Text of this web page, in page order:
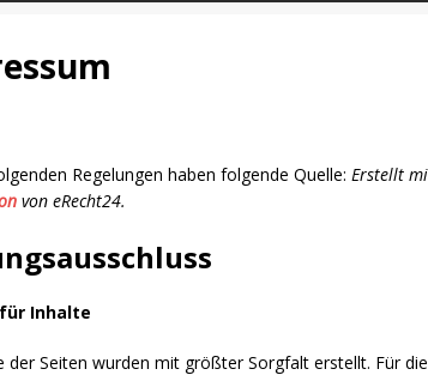
Regelungen haben folgende Quelle: Erstellt
von eRecht24.
Inhalte
der Seiten wurden mit größter Sorgfalt erstellt. Für